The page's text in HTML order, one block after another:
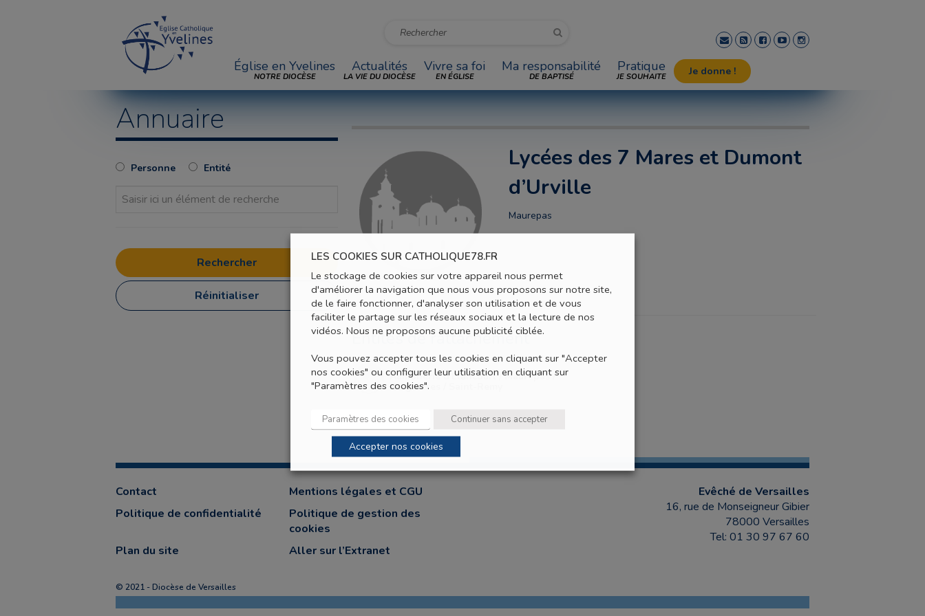
Église en Yvelines
NOTRE DIOCÈSE
Actualités
LA VIE DU DIOCÈSE
Vivre sa foi
EN ÉGLISE
Ma responsabilité
DE BAPTISÉ
Pratique
JE SOUHAITE Je donne !
Annuaire
Personne Entité
Réinitialiser
Lycées des 7 Mares et Dumont
d’Urville
Maurepas
Entités de rattachement
Aumônerie d'Elancourt / Maurepas /
Coignières / Saint-Remy
Contact
Mentions légales et CGU
Politique de confidentialité
Politique de gestion des
cookies
Plan du site
Aller sur l’Extranet
Evêché de Versailles
16, rue de Monseigneur Gibier
78000 Versailles
Tel: 01 30 97 67 60
© 2021 - Diocèse de Versailles
LES COOKIES SUR CATHOLIQUE78.FR
Le stockage de cookies sur votre appareil nous permet
d'améliorer la navigation que nous vous proposons sur notre site,
de le faire fonctionner, d'analyser son utilisation et de vous
faciliter le partage sur les réseaux sociaux et la lecture de nos
vidéos. Nous ne proposons aucune publicité ciblée.
Vous pouvez accepter tous les cookies en cliquant sur "Accepter
nos cookies" ou configurer leur utilisation en cliquant sur
"Paramètres des cookies".
Paramètres des cookies Continuer sans accepter
Accepter nos cookies